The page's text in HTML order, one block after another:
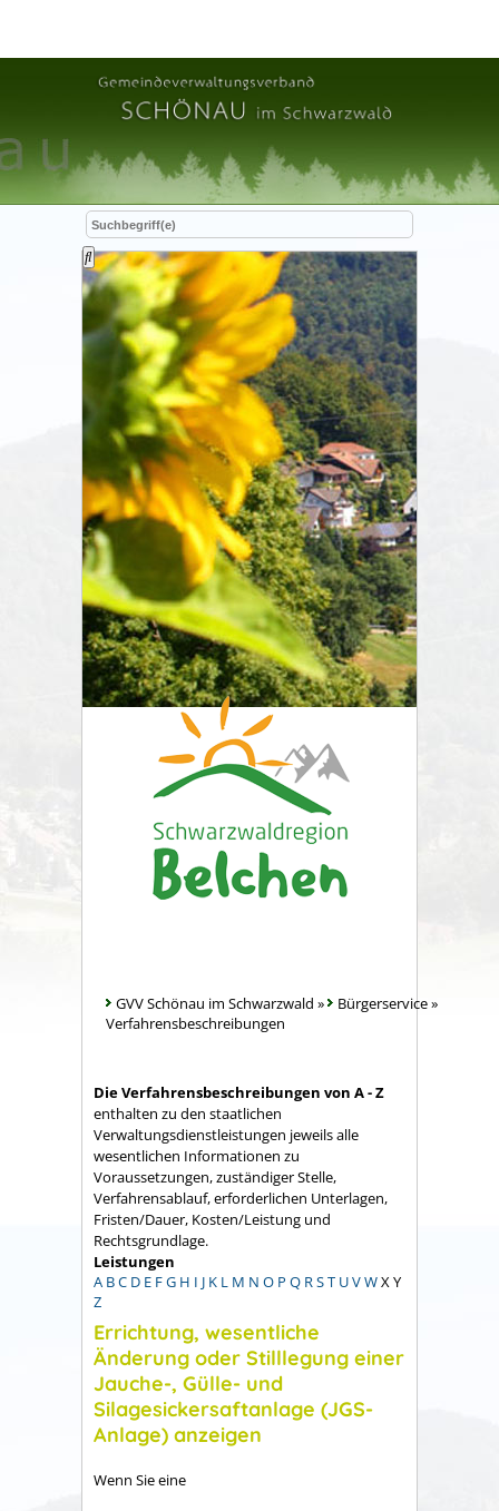
GVV Schönau im Schwarzwald » Bürgerservice»
Verfahrensbeschreibungen
Die Verfahrensbeschreibungen von A - Z
enthalten zu den staatlichen
Verwaltungsdienstleistungen jeweils alle
wesentlichen Informationen zu
Voraussetzungen, zuständiger Stelle,
Verfahrensablauf, erforderlichen Unterlagen,
Fristen/Dauer, Kosten/Leistung und
Rechtsgrundlage.
Leistungen
A BC D E FG H I J K L M N O P Q RST UVWX Y
Z
Errichtung, wesentliche
Änderung oder Stilllegung einer
Jauche-, Gülle- und
Silagesickersaftanlage (JGS-
Anlage) anzeigen
Wenn Sie eine